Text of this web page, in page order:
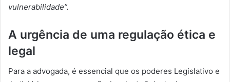
vulnerabilidade”.
A urgência de uma regulação ética e
legal
Para a advogada, é essencial que os poderes Legislativo e